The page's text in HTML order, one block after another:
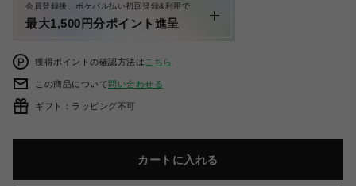
会員登録後、ポケパル払い初回登録&利用で
最大1,500円分ポイント進呈
獲得ポイントの確認方法は こちら
この商品について問い合わせる
ギフト：ラッピング不可
カートに入れる